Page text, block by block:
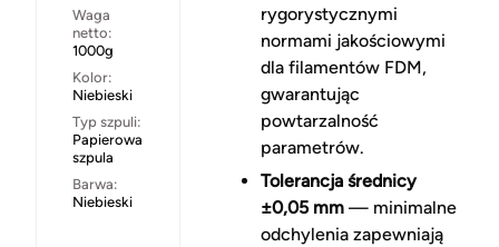
Waga
netto:
1000g
Kolor:
Niebieski
Typ szpuli:
Papierowa
szpula
Barwa:
Niebieski
rygorystycznymi
normami jakościowymi
dla filamentów FDM,
gwarantując
powtarzalność
parametrów.
Tolerancja średnicy
±0,05 mm— minimalne
odchylenia zapewniają